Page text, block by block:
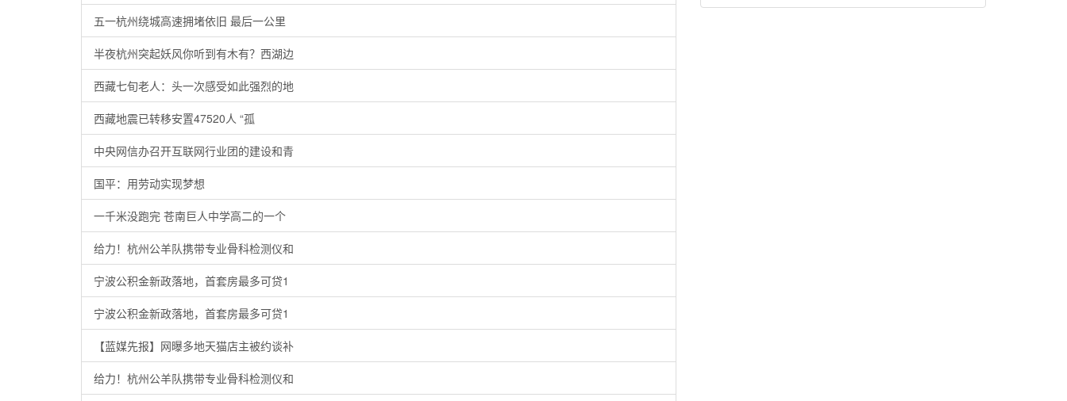
五一杭州绕城高速拥堵依旧 最后一公里
半夜杭州突起妖风你听到有木有？西湖边
西藏七旬老人：头一次感受如此强烈的地
西藏地震已转移安置47520人 “孤
中央网信办召开互联网行业团的建设和青
国平：用劳动实现梦想
一千米没跑完 苍南巨人中学高二的一个
给力！杭州公羊队携带专业骨科检测仪和
宁波公积金新政落地，首套房最多可贷1
宁波公积金新政落地，首套房最多可贷1
【蓝媒先报】网曝多地天猫店主被约谈补
给力！杭州公羊队携带专业骨科检测仪和